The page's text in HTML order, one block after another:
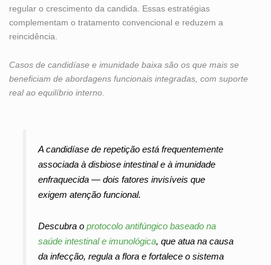
regular o crescimento da candida. Essas estratégias
complementam o tratamento convencional e reduzem a
reincidência.
Casos de candidíase e imunidade baixa são os que mais se
beneficiam de abordagens funcionais integradas, com suporte
real ao equilíbrio interno.
A candidíase de repetição está frequentemente
associada à disbiose intestinal e à imunidade
enfraquecida — dois fatores invisíveis que
exigem atenção funcional.
Descubra oprotocolo antifúngico baseado na
saúde intestinal e imunológica, que atua na causa
da infecção, regula a flora e fortalece o sistema